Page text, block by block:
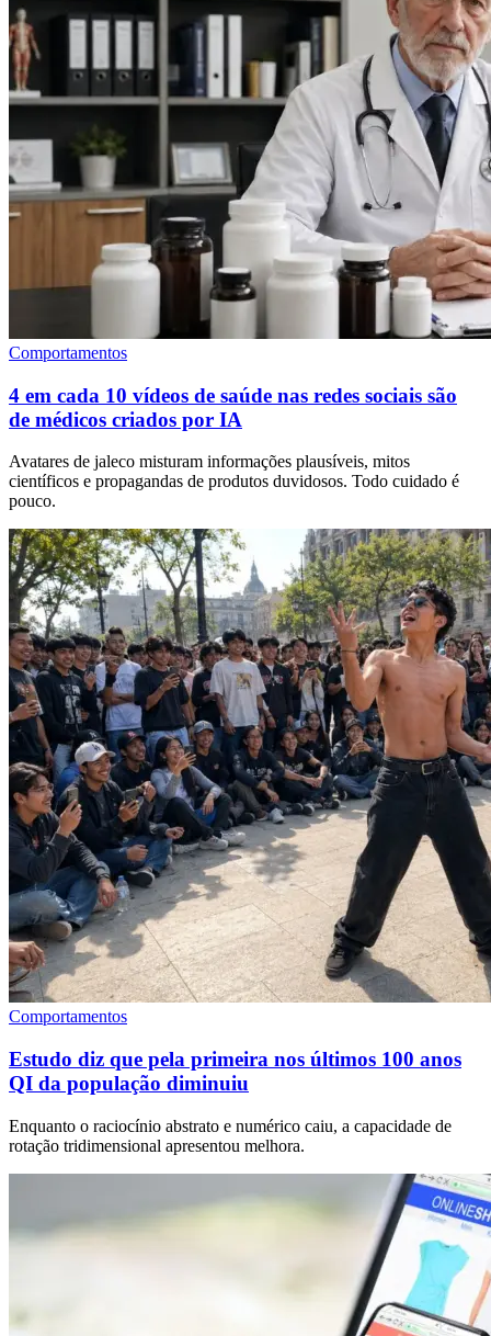
Comportamentos
4 em cada 10 vídeos de saúde nas redes sociais são
de médicos criados por IA
Avatares de jaleco misturam informações plausíveis, mitos
científicos e propagandas de produtos duvidosos. Todo cuidado é
pouco.
Comportamentos
Estudo diz que pela primeira nos últimos 100 anos
QI da população diminuiu
Enquanto o raciocínio abstrato e numérico caiu, a capacidade de
rotação tridimensional apresentou melhora.